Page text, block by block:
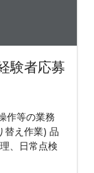
験者応募
作等の業務
替え作業) 品
、日常点検